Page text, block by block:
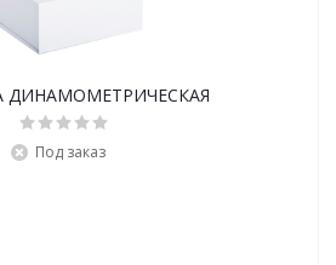
ДИНАМОМЕТРИЧЕСКАЯ
Под заказ